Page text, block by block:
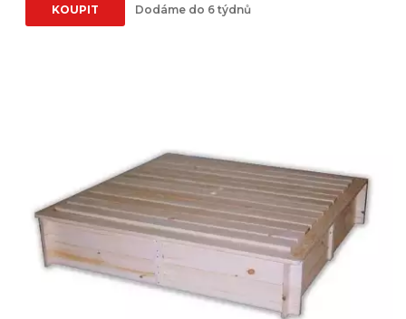
KOUPIT Dodáme do 6 týdnů